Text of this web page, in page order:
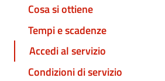
Cosa si ottiene
Tempi e scadenze
Accedi al servizio
Condizioni di servizio